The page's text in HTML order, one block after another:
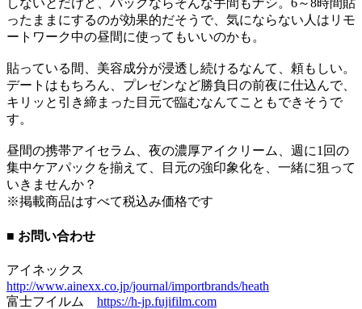
しないとだけど、パックならそんな手間もナシ。6～8時間貼
ったままにするのが効果的だそうで、気にならない人はリモ
ートワーク中の昼間に使ってもいいのかも。
貼っている間、美容成分が浸透し続けるなんて、頼もしい。
デートはもちろん、プレゼンなど勝負日の前夜に仕込んで、
キリッと引き締まった目元で臨むなんてこともできそうで
す。
昼間の携帯アイセラム、夜の濃厚アイクリーム、週に1回の
集中ケアパックを揃えて、目元の強印象化を、一緒に狙って
いきませんか？
※掲載商品はすべて税込み価格です
■ お問い合わせ
アイネックス
http://www.ainexx.co.jp/journal/importbrands/heath
富士フイルム https://h-jp.fujifilm.com